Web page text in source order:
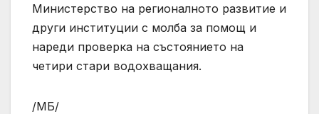
Министерство на регионалното развитие и
други институции с молба за помощ и
нареди проверка на състоянието на
четири стари водохващания.
/МБ/